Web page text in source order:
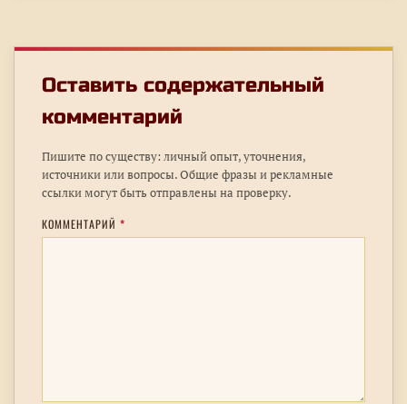
Оставить содержательный
комментарий
Пишите по существу: личный опыт, уточнения,
источники или вопросы. Общие фразы и рекламные
ссылки могут быть отправлены на проверку.
КОММЕНТАРИЙ *